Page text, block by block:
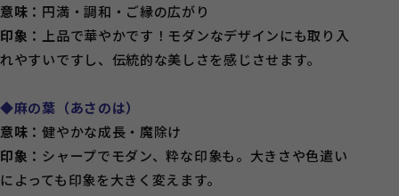
意味： 円満・調和・ご縁の広がり
印象：
上品で華やかです！モダンなデザインにも取り入
れやすいですし、伝統的な美しさを感じさせます。
◆麻の葉（あさのは）
意味：健やかな成長・魔除け
印象： シャープでモダン、粋な印象も。大きさや色遣い
によっても印象を大きく変えます。